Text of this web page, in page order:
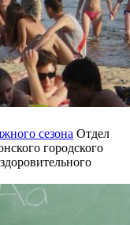
сезона Отдел
городского